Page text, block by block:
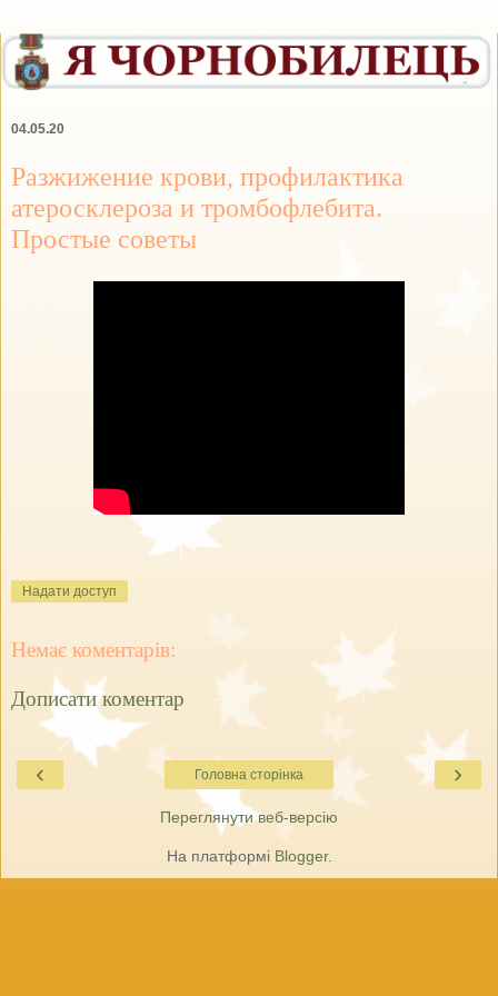
04.05.20
Разжижение крови, профилактика
атеросклероза и тромбофлебита.
Простые советы
Надати доступ
Немає коментарів:
Дописати коментар
‹ ›
Головна сторінка
Переглянути веб-версію
На платформі Blogger.